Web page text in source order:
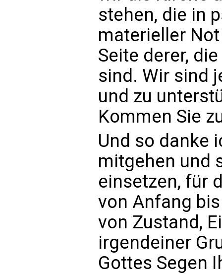
stehen, die in
materieller
Seite derer,
sind. Wir sind
und zu
Kommen Sie
Und so danke
mitgehen und
einsetzen, für
von Anfang
von Zustand,
irgendeiner
Gottes Segen